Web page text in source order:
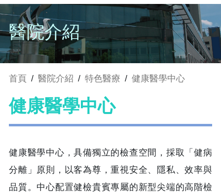
醫院介紹
首頁 / 醫院介紹 / 特色醫療 / 健康醫學中心
健康醫學中心
健康醫學中心，具備獨立的檢查空間，採取「健病
分離」原則，以客為尊，重視安全、隱私、效率與
品質。中心配置健檢貴賓專屬的新型尖端的高階檢